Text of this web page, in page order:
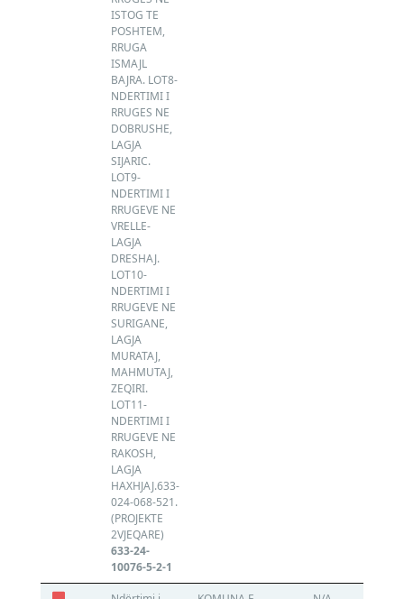
ISTOG TE
POSHTEM,
RRUGA
ISMAJL
BAJRA. LOT8-
NDERTIMI I
RRUGES NE
DOBRUSHE,
LAGJA
SIJARIC.
LOT9-
NDERTIMI I
RRUGEVE NE
VRELLE-
LAGJA
DRESHAJ.
LOT10-
NDERTIMI I
RRUGEVE NE
SURIGANE,
LAGJA
MURATAJ,
MAHMUTAJ,
ZEQIRI.
LOT11-
NDERTIMI I
RRUGEVE NE
RAKOSH,
LAGJA
HAXHJAJ.633-
024-068-521.
(PROJEKTE
2VJEQARE)
633-24-
10076-5-2-1